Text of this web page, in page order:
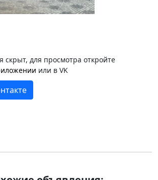
скрыт, для просмотра откройте
или в VK